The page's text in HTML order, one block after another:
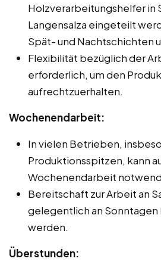
Holzverarbeitungshelfer in
Langensalza eingeteilt
Spät- und Nachtschichten
Flexibilität bezüglich der
erforderlich, um den
aufrechtzuerhalten.
Wochenendarbeit:
In vielen Betrieben,
Produktionsspitzen, kann
Wochenendarbeit
Bereitschaft zur Arbeit an
gelegentlich an Sonntagen
werden.
Überstunden: